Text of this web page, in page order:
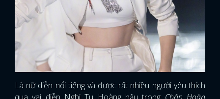
Là nữ diễn nổi tiếng và được rất nhiều người yêu thích